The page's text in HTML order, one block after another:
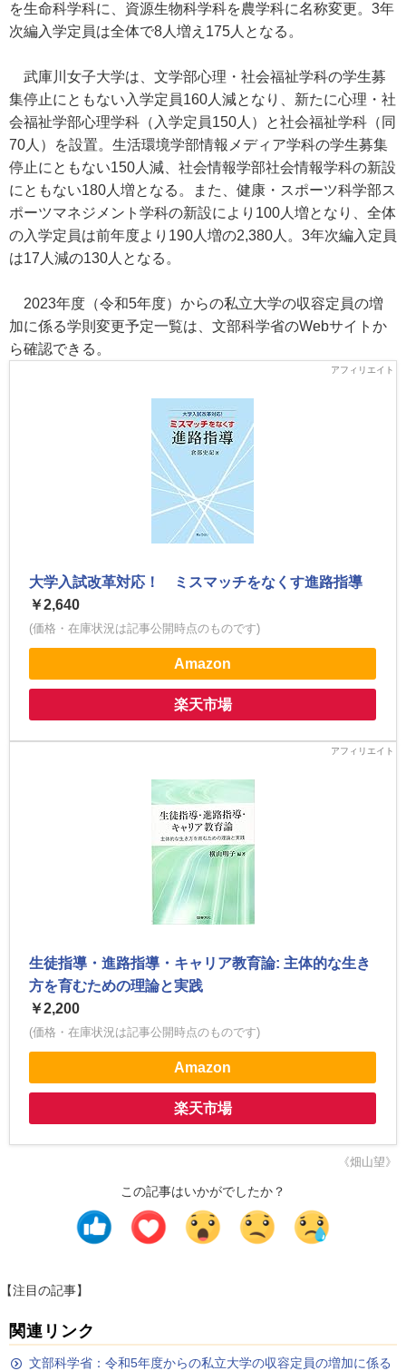
を生命科学科に、資源生物科学科を農学科に名称変更。3年
次編入学定員は全体で8人増え175人となる。
武庫川女子大学は、文学部心理・社会福祉学科の学生募
集停止にともない入学定員160人減となり、新たに心理・社
会福祉学部心理学科（入学定員150人）と社会福祉学科（同
70人）を設置。生活環境学部情報メディア学科の学生募集
停止にともない150人減、社会情報学部社会情報学科の新設
にともない180人増となる。また、健康・スポーツ科学部ス
ポーツマネジメント学科の新設により100人増となり、全体
の入学定員は前年度より190人増の2,380人。3年次編入定員
は17人減の130人となる。
2023年度（令和5年度）からの私立大学の収容定員の増
加に係る学則変更予定一覧は、文部科学省のWebサイトか
ら確認できる。
大学入試改革対応！ ミスマッチをなくす進路指導
￥2,640
(価格・在庫状況は記事公開時点のものです)
Amazon
楽天市場
生徒指導・進路指導・キャリア教育論: 主体的な生き
方を育むための理論と実践
￥2,200
(価格・在庫状況は記事公開時点のものです)
Amazon
楽天市場
《畑山望》
この記事はいかがでしたか？
【注目の記事】
関連リンク
文部科学省：令和5年度からの私立大学の収容定員の増加に係る